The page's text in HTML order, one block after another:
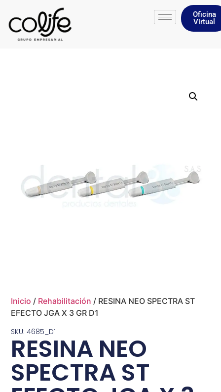
Oficina
Virtual
Inicio / Rehabilitación / RESINA NEO SPECTRA ST
EFECTO JGA X 3 GR D1
SKU: 4685_D1
RESINA NEO
SPECTRA ST